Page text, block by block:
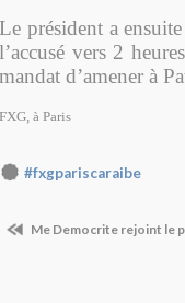
Le président a
l’accusé vers 2
mandat d’amener à
FXG, à Paris
#fxgpariscaraibe
Me Democrite rejoint le